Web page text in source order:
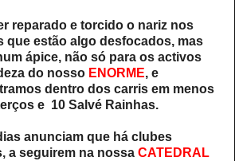
reparado e torcido o nariz nos
que estão algo desfocados, mas
ápice, não só para os activos
do nosso ENORME, e
dentro dos carris em menos
e 10 Salvé Rainhas.
anunciam que há clubes
a seguirem na nossa CATEDRAL